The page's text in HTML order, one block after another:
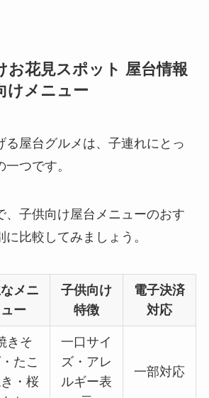
お花見スポット 屋台情報
けメニュー
る屋台グルメは、子連れにとっ
つです。
、子供向け屋台メニューのおす
比較してみましょう。
メニ
ュー
子供向け
特徴
電子決済
対応
きそ
たこ
・桜
一口サイ
ズ・アレ
ルギー表
一部対応